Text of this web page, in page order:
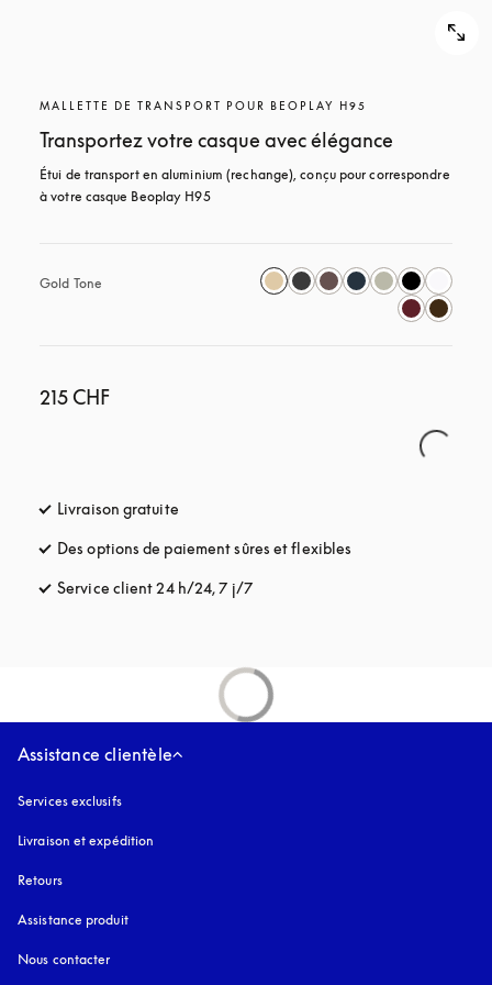
MALLETTE DE TRANSPORT POUR BEOPLAY H95
Transportez votre casque avec élégance
Étui de transport en aluminium (rechange), conçu pour correspondre
à votre casque Beoplay H95
Gold Tone
215 CHF
Livraison gratuite
Des options de paiement sûres et flexibles
Service client 24 h/24, 7 j/7s’ouvre dans un nouvel onglet
Assistance clientèle
Services exclusifs
Livraison et expédition
Retours
Assistance produit
Nous contacter